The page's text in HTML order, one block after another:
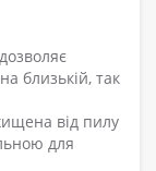
близькій, так
від пилу
для